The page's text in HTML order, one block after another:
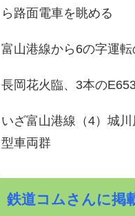
ら路面電車を眺める
富山港線から6の字運
長岡花火臨、3本の
いざ富山港線（4）城
型車両群
鉄道コムさんに掲